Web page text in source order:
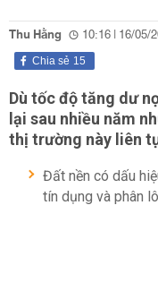
Thu Hằng 10:16 | 16/05/
15
Chia sẻ
Dù tốc độ tăng dư
lại sau nhiều năm
thị trường này liên
Đất nền có dấu
tín dụng và phân